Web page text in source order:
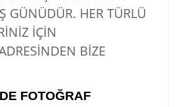
GÜNÜDÜR. HER TÜRLÜ
İÇİN
BİZE
FOTOĞRAF